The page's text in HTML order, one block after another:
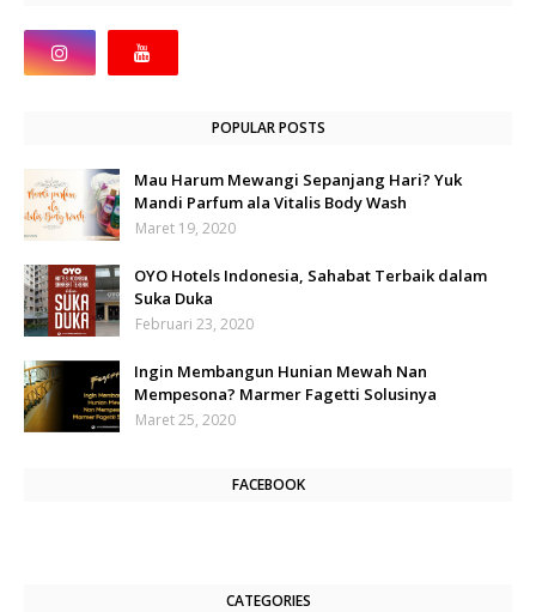
POPULAR POSTS
Mau Harum Mewangi Sepanjang Hari? Yuk
Mandi Parfum ala Vitalis Body Wash
Maret 19, 2020
OYO Hotels Indonesia, Sahabat Terbaik dalam
Suka Duka
Februari 23, 2020
Ingin Membangun Hunian Mewah Nan
Mempesona? Marmer Fagetti Solusinya
Maret 25, 2020
FACEBOOK
CATEGORIES